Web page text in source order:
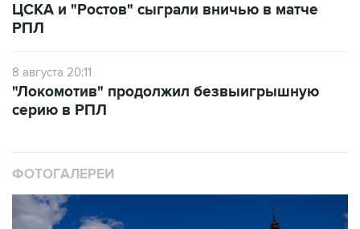
ЦСКА и "Ростов" сыграли вничью в матче
РПЛ
8 августа 20:11
"Локомотив" продолжил безвыигрышную
серию в РПЛ
ФОТОГАЛЕРЕИ